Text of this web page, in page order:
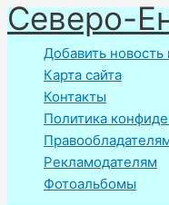
Перейти
к
содержимому
Северо-
Добавить
Карта сайта
Контакты
Политика
Рекламодателям
Фотоальбомы